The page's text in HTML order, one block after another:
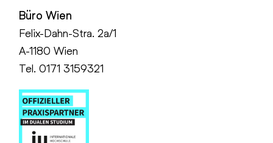
Büro Wien
Felix-Dahn-Stra. 2a/1
A-1180 Wien
Tel. 0171 3159321